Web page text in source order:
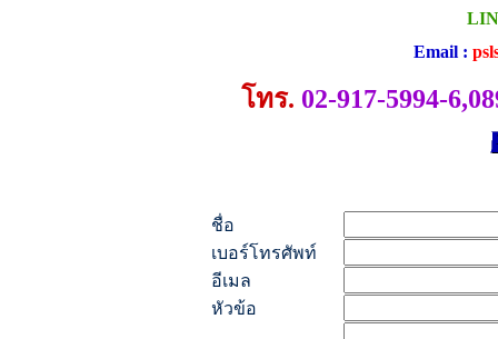
Email :
โทร. 02-917-5994-
ชื่อ
เบอร์โทรศัพท์
อีเมล
หัวข้อ